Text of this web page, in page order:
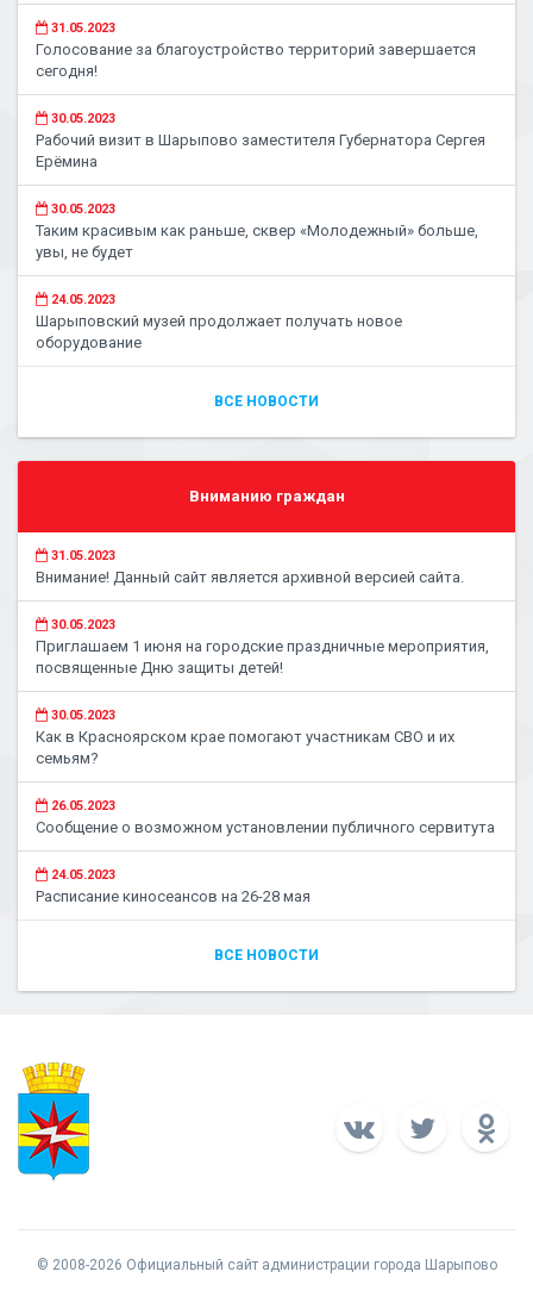
31.05.2023
Голосование за благоустройство территорий завершается
сегодня!
30.05.2023
Рабочий визит в Шарыпово заместителя Губернатора Сергея
Ерёмина
30.05.2023
Таким красивым как раньше, сквер «Молодежный» больше,
увы, не будет
24.05.2023
Шарыповский музей продолжает получать новое
оборудование
ВСЕ НОВОСТИ
Вниманию граждан
31.05.2023
Внимание! Данный сайт является архивной версией сайта.
30.05.2023
Приглашаем 1 июня на городские праздничные мероприятия,
посвященные Дню защиты детей!
30.05.2023
Как в Красноярском крае помогают участникам СВО и их
семьям?
26.05.2023
Сообщение о возможном установлении публичного сервитута
24.05.2023
Расписание киносеансов на 26-28 мая
ВСЕ НОВОСТИ
© 2008-2026 Официальный сайт администрации города Шарыпово